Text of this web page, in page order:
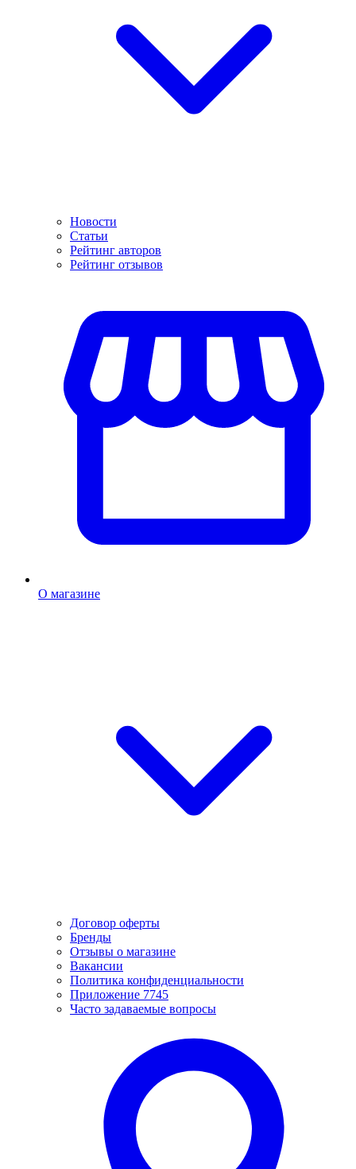
Новости
Статьи
Рейтинг авторов
Рейтинг отзывов
О магазине
Договор оферты
Бренды
Отзывы о магазине
Вакансии
Политика конфиденциальности
Приложение 7745
Часто задаваемые вопросы